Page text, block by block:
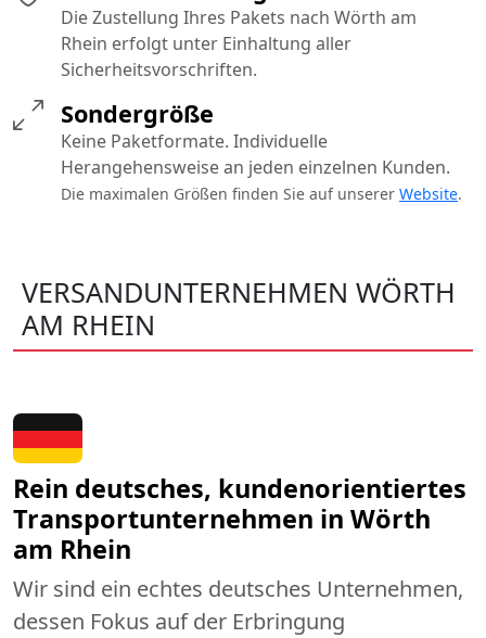
Die Zustellung Ihres Pakets nach Wörth am
Rhein erfolgt unter Einhaltung aller
Sicherheitsvorschriften.
Sondergröße
Keine Paketformate. Individuelle
Herangehensweise an jeden einzelnen Kunden.
Die maximalen Größen finden Sie auf unserer Website.
VERSANDUNTERNEHMEN WÖRTH
AM RHEIN
Rein deutsches, kundenorientiertes
Transportunternehmen in Wörth
am Rhein
Wir sind ein echtes deutsches Unternehmen,
dessen Fokus auf der Erbringung